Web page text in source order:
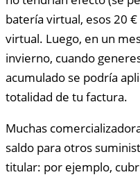
batería virtual, esos 20
virtual. Luego, en un
invierno, cuando
acumulado se podría
totalidad de tu factura.
Muchas
saldo para otros
titular: por ejemplo,